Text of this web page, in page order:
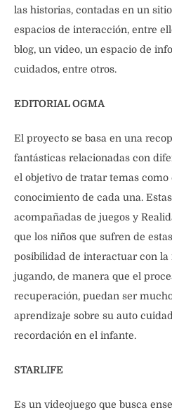
las historias, contadas en un
espacios de interacción, entre
blog, un video, un espacio de
cuidados, entre otros.
EDITORIAL OGMA
El proyecto se basa en una
fantásticas relacionadas con
el objetivo de tratar temas como
conocimiento de cada una.
acompañadas de juegos y
que los niños que sufren de
posibilidad de interactuar con
jugando, de manera que el
recuperación, puedan ser
aprendizaje sobre su auto
recordación en el infante.
STARLIFE
Es un videojuego que busca